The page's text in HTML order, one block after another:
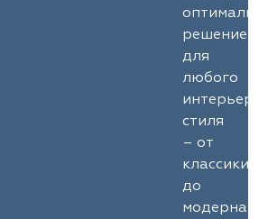
решение
для
любого
стиля
– от
классики
до
модерна.